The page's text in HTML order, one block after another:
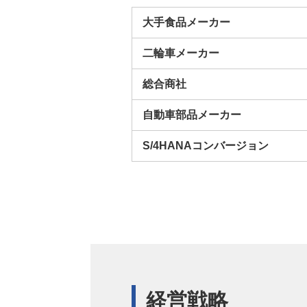
大手食品メーカー
二輪車メーカー
総合商社
自動車部品メーカー
S/4HANAコンバージョン
経営戦略